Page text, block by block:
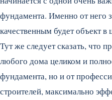
фундамента. Именно от него
качественным будет объект в
Тут же следует сказать, что
любого дома целиком и
фундамента, но и от
строителей, максимально